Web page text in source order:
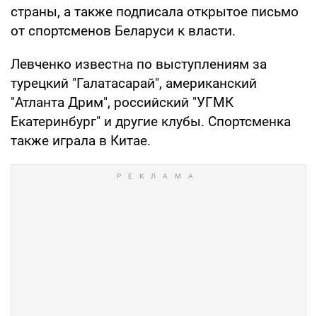
страны, а также подписала открытое письмо
от спортсменов Беларуси к власти.
Левченко известна по выступлениям за
турецкий "Галатасарай", американский
"Атланта Дрим", российский "УГМК
Екатеринбург" и другие клубы. Спортсменка
также играла в Китае.